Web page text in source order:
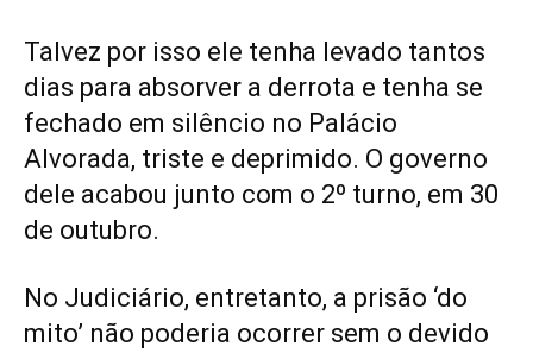
Talvez por isso ele tenha levado tantos
dias para absorver a derrota e tenha se
fechado em silêncio no Palácio
Alvorada, triste e deprimido. O governo
dele acabou junto com o 2º turno, em 30
de outubro.
No Judiciário, entretanto, a prisão ‘do
mito’ não poderia ocorrer sem o devido